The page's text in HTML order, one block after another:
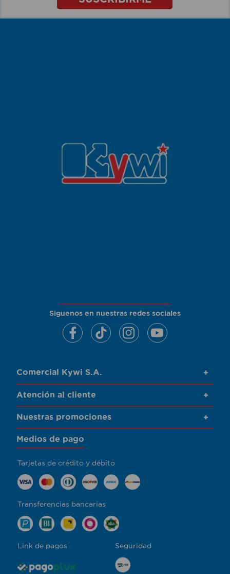
Siguenos en nuestras redes sociales
Comercial Kywi S.A. +
Atención al cliente +
Nuestras promociones +
Medios de pago
Tarjetas de crédito y débito
Transferencias bancarias
Link de pagos Seguridad